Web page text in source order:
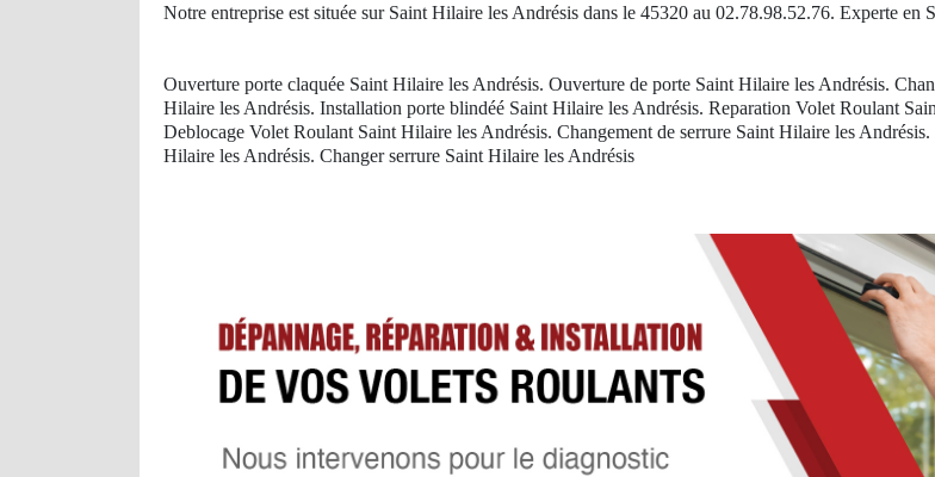
Notre entreprise est située sur Saint Hilaire les Andrésis dans le 45320 au 02.78.98.52.76. Experte en
Ouverture porte claquée Saint Hilaire les Andrésis. Ouverture de porte Saint Hilaire les Andrésis.
Hilaire les Andrésis. Installation porte blindéé Saint Hilaire les Andrésis. Reparation Volet Roulant
Deblocage Volet Roulant Saint Hilaire les Andrésis. Changement de serrure Saint Hilaire les
Hilaire les Andrésis. Changer serrure Saint Hilaire les Andrésis